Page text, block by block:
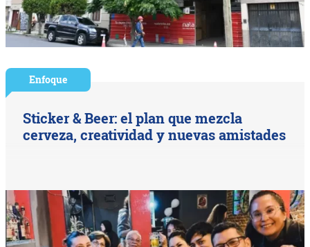
Enfoque
Sticker & Beer: el plan que mezcla
cerveza, creatividad y nuevas amistades